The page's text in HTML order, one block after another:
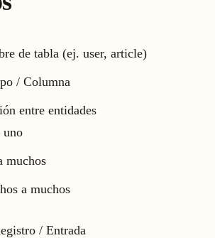
de tabla (ej. user, article)
/ Columna
entre entidades
uno
muchos
a muchos
/ Entrada